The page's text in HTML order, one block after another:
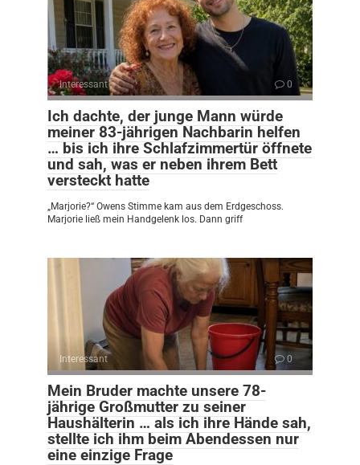
Interessant 0
Ich dachte, der junge Mann würde
meiner 83-jährigen Nachbarin helfen
… bis ich ihre Schlafzimmertür öffnete
und sah, was er neben ihrem Bett
versteckt hatte
„Marjorie?“ Owens Stimme kam aus dem Erdgeschoss.
Marjorie ließ mein Handgelenk los. Dann griff
Interessant 0
Mein Bruder machte unsere 78-
jährige Großmutter zu seiner
Haushälterin … als ich ihre Hände sah,
stellte ich ihm beim Abendessen nur
eine einzige Frage